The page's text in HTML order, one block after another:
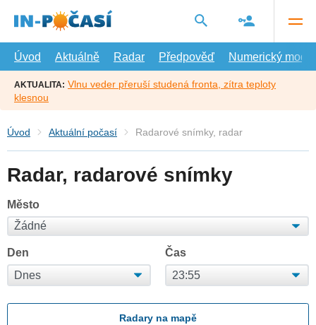
hlavní
Úvod
Aktuálně Radar Předpověď Numerický model
AKTUALITA: Vlnu veder přeruší studená fronta, zítra teploty
klesnou
Úvod Aktuální počasí Radarové snímky, radar
Radar, radarové snímky
Město
Den Čas
Radary na mapě